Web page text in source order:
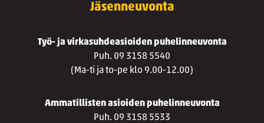
Jäsenneuvonta
Työ- ja virkasuhdeasioiden puhelinneuvonta
Puh. 09 3158 5540
(Ma-ti ja to-pe klo 9.00-12.00)
Ammatillisten asioiden puhelinneuvonta
Puh. 09 3158 5533